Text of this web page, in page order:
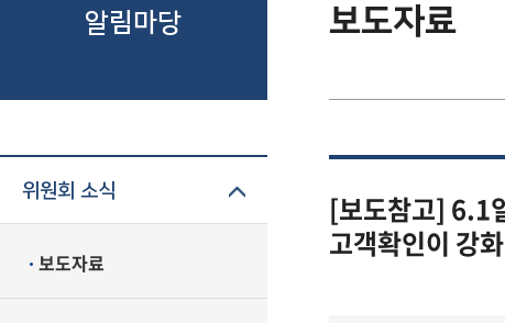
알림마당
위원회 소식
보도자료
보도자료
[보도참고] 6.1
고객확인이 강